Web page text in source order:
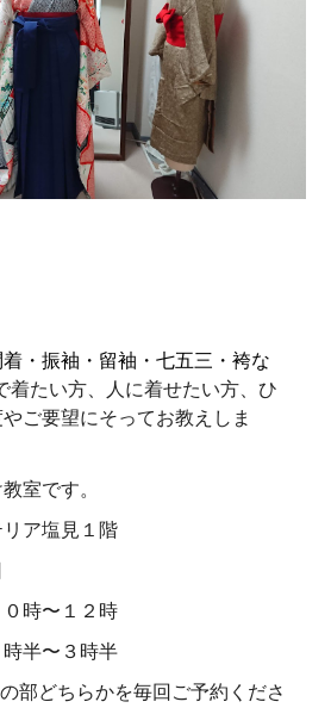
・振袖・留袖・七五三・袴な
着たい方、 人に着せたい方、ひ
ご要望にそってお教えしま
教室です。
ア塩見１階
０時〜１２時
時半〜３時半
部どちらかを毎回ご予約くださ